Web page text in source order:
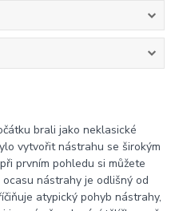
brali jako neklasické
vytvořit nástrahu se širokým
prvním pohledu si můžete
nástrahy je odlišný od
atypický pohyb nástrahy,